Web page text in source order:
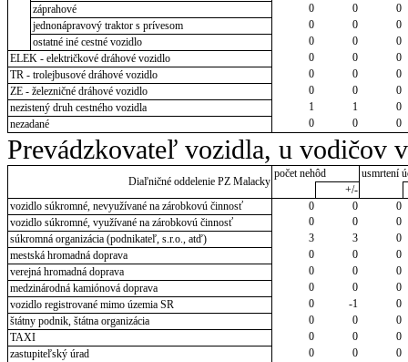
záprahové
0 0
0
jednonápravový traktor s prívesom
0 0
0
ostatné iné cestné vozidlo
0 0
0
ELEK - električkové dráhové vozidlo
0 0
0
TR - trolejbusové dráhové vozidlo
0 0
0
ZE - železničné dráhové vozidlo
0 0
0
nezistený druh cestného vozidla
1 1
0
nezadané
0 0 0
Prevádzkovateľ vozidla, u vodičov
Diaľničné oddelenie PZ Malacky
počet nehôd
usmrtení
+/-
vozidlo súkromné, nevyužívané na zárobkovú činnosť
0 0
0
vozidlo súkromné, využívané na zárobkovú činnosť
0 0
0
súkromná organizácia (podnikateľ, s.r.o., atď)
3 3
0
mestská hromadná doprava
0 0
0
verejná hromadná doprava
0 0
0
medzinárodná kamiónová doprava
0 0
0
vozidlo registrované mimo územia SR
0 -1
0
štátny podnik, štátna organizácia
0 0
0
TAXI
0 0
0
zastupiteľský úrad
0 0
0